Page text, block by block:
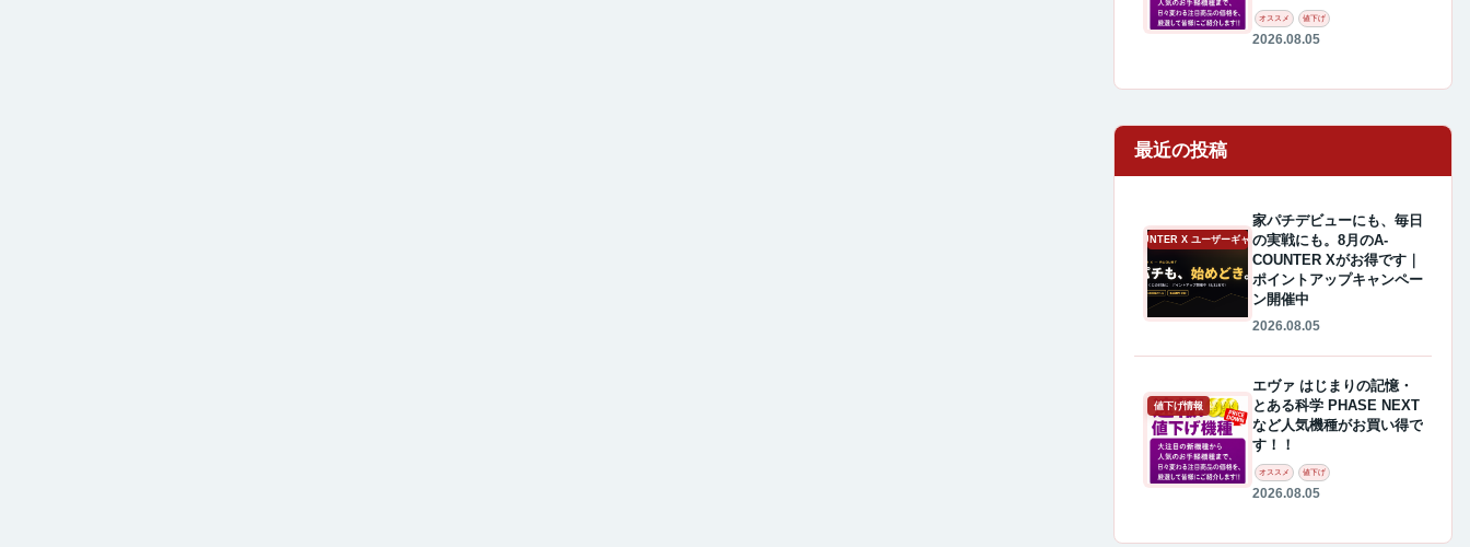
オススメ 値下げ
2026.08.05
最近の投稿
A-COUNTER X ユーザーギャラリー
家パチデビューにも、毎日
の実戦にも。8月のA-
COUNTER Xがお得です｜
ポイントアップキャンペー
ン開催中
2026.08.05
値下げ情報
エヴァ はじまりの記憶・
とある科学 PHASE NEXT
など人気機種がお買い得で
す！！
オススメ 値下げ
2026.08.05